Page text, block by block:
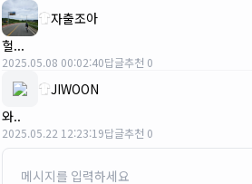
자출조아
헐...
2025.05.08 00:02:40답글추천 0
JIWOON
와..
2025.05.22 12:23:19답글추천 0